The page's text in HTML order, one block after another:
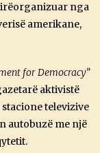
nga
amerikane,
for Democracy”
aktivistë
televizive
autobuzë me një